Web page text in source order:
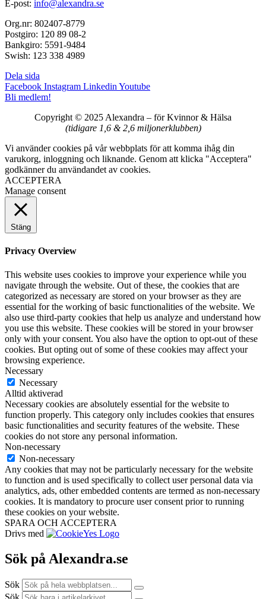
E-post: info@alexandra.se
Org.nr: 802407-8779
Postgiro: 120 89 08-2
Bankgiro: 5591-9484
Swish: 123 338 4989
Dela sida
Facebook Instagram Linkedin Youtube
Bli medlem!
Copyright © 2025 Alexandra – för Kvinnor & Hälsa
(tidigare 1,6 & 2,6 miljonerklubben)
Vi använder cookies på vår webbplats för att komma ihåg din
varukorg, inloggning och liknande. Genom att klicka "Acceptera"
godkänner du användandet av cookies.
ACCEPTERA
Manage consent
Stäng
Privacy Overview
This website uses cookies to improve your experience while you
navigate through the website. Out of these, the cookies that are
categorized as necessary are stored on your browser as they are
essential for the working of basic functionalities of the website. We
also use third-party cookies that help us analyze and understand how
you use this website. These cookies will be stored in your browser
only with your consent. You also have the option to opt-out of these
cookies. But opting out of some of these cookies may affect your
browsing experience.
Necessary
Necessary
Alltid aktiverad
Necessary cookies are absolutely essential for the website to
function properly. This category only includes cookies that ensures
basic functionalities and security features of the website. These
cookies do not store any personal information.
Non-necessary
Non-necessary
Any cookies that may not be particularly necessary for the website
to function and is used specifically to collect user personal data via
analytics, ads, other embedded contents are termed as non-necessary
cookies. It is mandatory to procure user consent prior to running
these cookies on your website.
SPARA OCH ACCEPTERA
Drivs med
Sök på Alexandra.se
Sök
Sök